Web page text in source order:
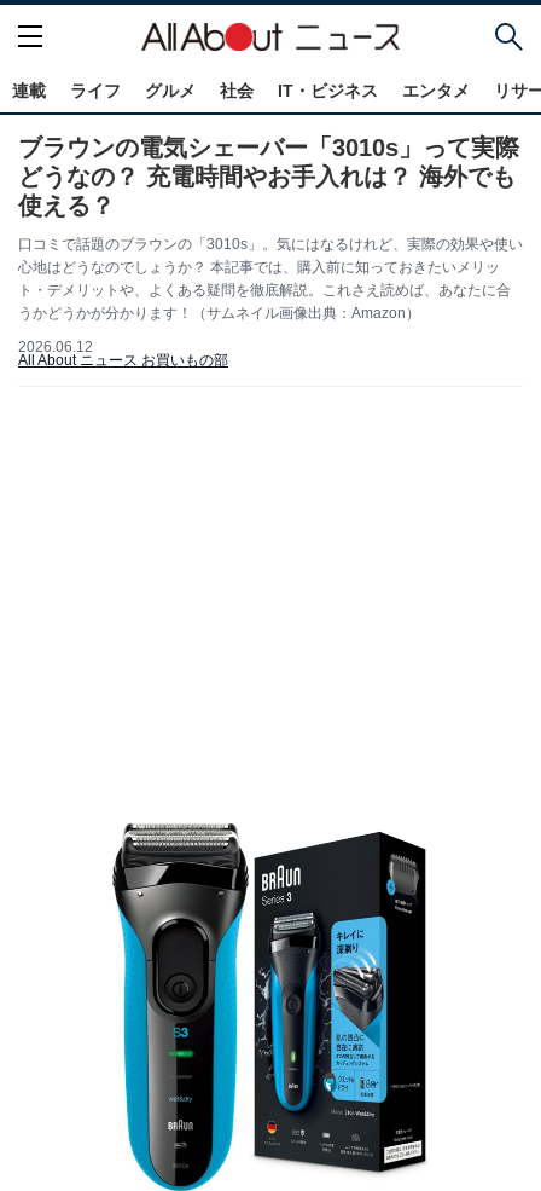
連載 ライフ グルメ 社会 IT・ビジネス エンタメ リサ
ブラウンの電気シェーバー「3010s」って実際
どうなの？ 充電時間やお手入れは？ 海外でも
使える？
口コミで話題のブラウンの「3010s」。気にはなるけれど、実際の効果や使い
心地はどうなのでしょうか？ 本記事では、購入前に知っておきたいメリッ
ト・デメリットや、よくある疑問を徹底解説。これさえ読めば、あなたに合
うかどうかが分かります！（サムネイル画像出典：Amazon）
2026.06.12
All About ニュース お買いもの部